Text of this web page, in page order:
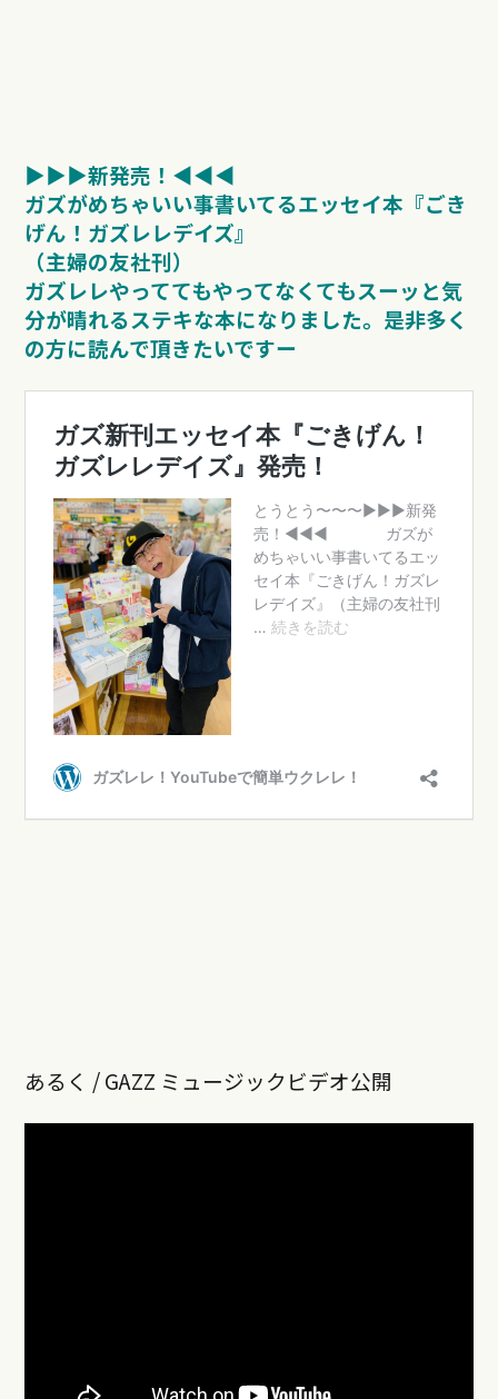
▶︎▶︎▶︎新発売！◀︎︎︎︎︎︎◀︎◀︎
ガズがめちゃいい事書いてるエッセイ本『ごき
げん！ガズレレデイズ』
（主婦の友社刊）
ガズレレやっててもやってなくてもスーッと気
分が晴れるステキな本になりました。 是非多く
の方に読んで頂きたいですー
あるく / GAZZ ミュージックビデオ公開